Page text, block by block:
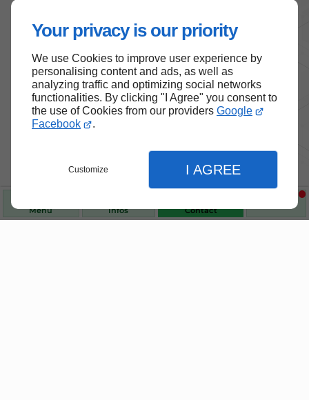
Your privacy is our priority
We use Cookies to improve user experience by
personalising content and ads, as well as
analyzing traffic and optimizing social networks
functionalities. By clicking "I Agree" you consent to
the use of Cookies from our providers Google
Facebook
.
Customize I AGREE
Menu Infos Contact
Nos produits de santé et de
bien-être